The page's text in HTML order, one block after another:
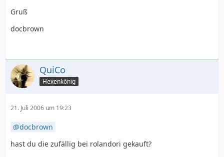
Gruß
docbrown
QuiCo
Hexenkönig
21. Juli 2006 um 19:23
docbrown
hast du die zufällig bei rolandori gekauft?